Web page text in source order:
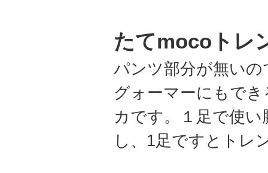
たてmocoトレ
パンツ部分が無い
グォーマーにもで
カです。１足で使
し、1足ですとトレ